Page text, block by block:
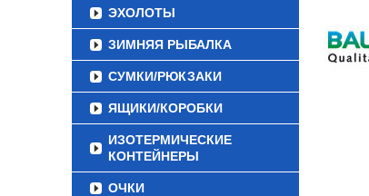
ЭХОЛОТЫ
ЗИМНЯЯ РЫБАЛКА
СУМКИ/РЮКЗАКИ
ЯЩИКИ/КОРОБКИ
ИЗОТЕРМИЧЕСКИЕ
КОНТЕЙНЕРЫ
ОЧКИ